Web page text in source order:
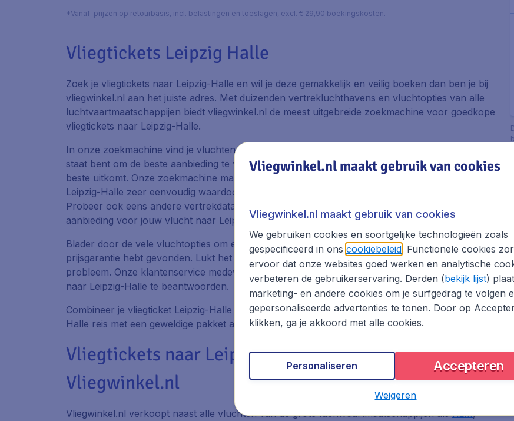
*Vanaf-prijzen op retourbasis, incl. belastingen en toeslagen, excl. € 29,90 boekingskosten.
Vliegtickets Leipzig Halle
Zoek je vliegtickets naar Leipzig-Halle en wil je deze gemakkelijk en veilig boeken dan ben je bij
vliegwinkel.nl aan het juiste adres. Met duizenden vertrekluchthavens en vluchtopties van alle
luchtvaartmaatschappijen biedt vliegwinkel.nl de meest uitgebreide zoekmachine voor goedkope
vliegtickets naar Leipzig-Halle.
In onze zoekmachine vind je vluchten bij alle luchtvaartmaatschappijen. Dit betekent dat je in
staat bent om de beste aanbieding te vinden met vertrek op een reisdatum en tijd die jou het
beste uitkomt. Onze zoekmachine maakt het zoeken en vergelijken van vliegtickets naar
Leipzig-Halle zeer eenvoudig waardoor je gemakkelijk de perfecte vliegticket aanbieding vindt.
Probeer ook eens andere vertrekdata en luchthavens en wie weet vind je een nog betere
aanbieding voor jouw vlucht naar Leipzig-Halle.
Blader door de vele vluchtopties om er zeker van te zijn dat je de vlucht met de beste
prijsgarantie hebt gevonden. Lukt het je niet om jouw boeking online te voltooien? Geen
probleem. Onze klantenservice medewerkers staan voor je klaar om vragen over jouw boeking
naar Leipzig-Halle te beantwoorden.
Combineer je vliegticket Leipzig-Halle met een hotel en/of huurauto en bespaar op je Leipzig-
Halle reis met een geweldige pakket aanbieding.
Vliegtickets naar Leipzig Halle boeken met
Vliegwinkel.nl
Vliegwinkel.nl verkoopt naast alle vluchten van de grote luchtvaartmaatschappijen alsKLM,
Vliegwinkel.nl maakt gebruik van cookies
Vliegwinkel.nl maakt gebruik van cookies
We gebruiken cookies en soortgelijke technologieën zoals
gespecificeerd in ons cookiebeleid. Functionele cookies
ervoor dat onze websites goed werken en analytische
verbeteren de gebruikerservaring. Derden (bekijk lijst)
marketing- en andere cookies om je surfgedrag te volgen
gepersonaliseerde advertenties te tonen. Door op
klikken, ga je akkoord met alle cookies.
Accepteren
Personaliseren
Weigeren